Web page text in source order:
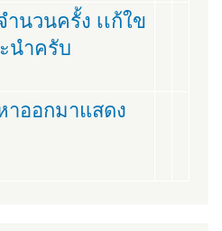
นวนครั้ง เเก้ใข
นำครับ
าออกมาแสดง